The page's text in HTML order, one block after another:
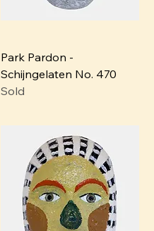
Park Pardon -
Schijngelaten No. 470
Sold